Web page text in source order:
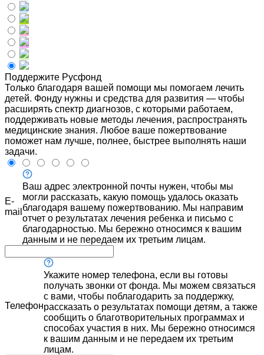
Поддержите Русфонд
Только благодаря вашей помощи мы помогаем лечить
детей. Фонду нужны и средства для развития — чтобы
расширять спектр диагнозов, с которыми работаем,
поддерживать новые методы лечения, распространять
медицинские знания. Любое ваше пожертвование
поможет нам лучше, полнее, быстрее выполнять наши
задачи.
E-
mail
Ваш адрес электронной почты нужен, чтобы мы
могли рассказать, какую помощь удалось оказать
благодаря вашему пожертвованию. Мы направим
отчет о результатах лечения ребенка и письмо с
благодарностью. Мы бережно относимся к вашим
данным и не передаем их третьим лицам.
Телефон
Укажите номер телефона, если вы готовы
получать звонки от фонда. Мы можем связаться
с вами, чтобы поблагодарить за поддержку,
рассказать о результатах помощи детям, а также
сообщить о благотворительных программах и
способах участия в них. Мы бережно относимся
к вашим данным и не передаем их третьим
лицам.